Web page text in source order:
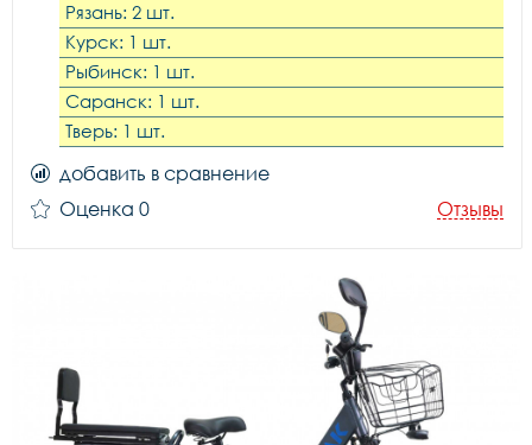
Рязань: 2 шт.
Курск: 1 шт.
Рыбинск: 1 шт.
Саранск: 1 шт.
Тверь: 1 шт.
добавить в сравнение
Оценка 0
Отзывы